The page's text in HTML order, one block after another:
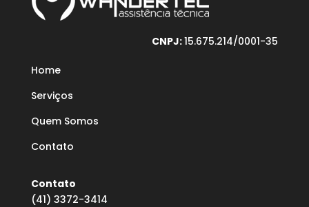
CNPJ:15.675.214/0001-35
Home
Serviços
Quem Somos
Contato
Contato
(41) 3372-3414